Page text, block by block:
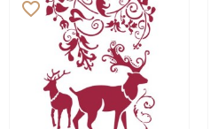
favorite_border